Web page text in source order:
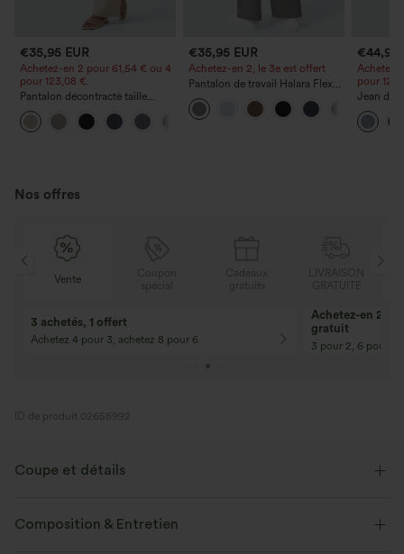
€35,95 EUR
Achetez-en 2 pour 61,54 € ou 4
pour 123,08 €.
Pantalon décontracté taille
haute à jambe droite, effet lin,
avec poches
€35,95 EUR
Achetez-en 2, le 3e est offert
Pantalon de travail Halara Flex™
DayStretch à taille haute, avec
poches et coupe droite
€44,95
Achetez-
pour
Jean
à
poches
Nos offres
Vente
3 achetés, 1 offert
Achetez 4 pour 3, achetez 8 pour 6
Achetez-en 2,
gratuit
3 pour 2, 6 pour 4,
ID de produit 02656992
Coupe et détails
Coupe ajustée Col henley
Composition & Entretien